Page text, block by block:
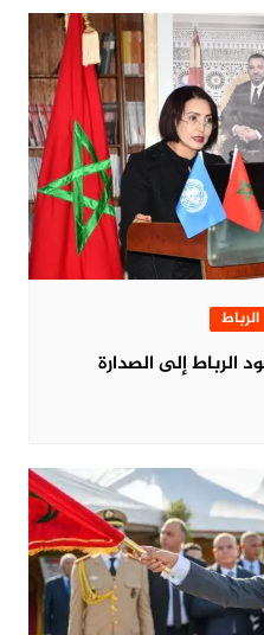
الرباط
الرباط إلى الصدارة